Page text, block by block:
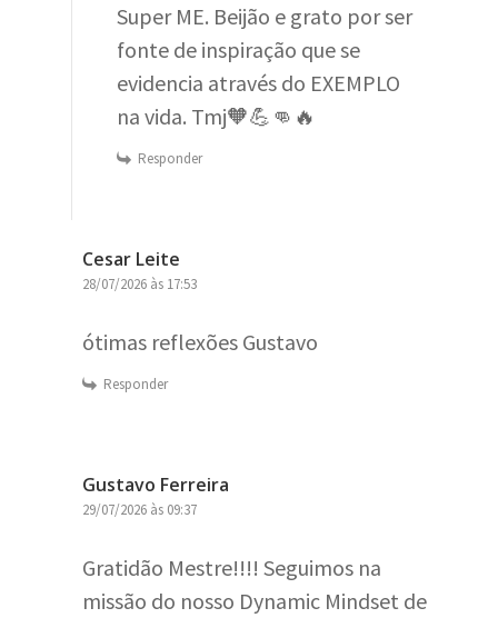
Super ME. Beijão e grato por ser
fonte de inspiração que se
evidencia através do EXEMPLO
na vida. Tmj🧡💪👊🔥
Responder
Cesar Leite
28/07/2026 às 17:53
ótimas reflexões Gustavo
Responder
Gustavo Ferreira
29/07/2026 às 09:37
Gratidão Mestre!!!! Seguimos na
missão do nosso Dynamic Mindset de